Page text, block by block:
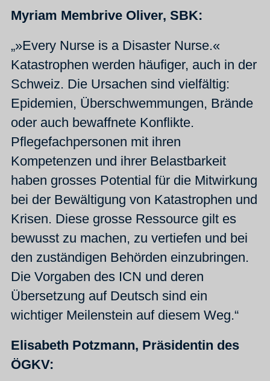
Myriam Membrive Oliver, SBK:
„»Every Nurse is a Disaster Nurse.«
Katastrophen werden häufiger, auch in der
Schweiz. Die Ursachen sind vielfältig:
Epidemien, Überschwemmungen, Brände
oder auch bewaffnete Konflikte.
Pflegefachpersonen mit ihren
Kompetenzen und ihrer Belastbarkeit
haben grosses Potential für die Mitwirkung
bei der Bewältigung von Katastrophen und
Krisen. Diese grosse Ressource gilt es
bewusst zu machen, zu vertiefen und bei
den zuständigen Behörden einzubringen.
Die Vorgaben des ICN und deren
Übersetzung auf Deutsch sind ein
wichtiger Meilenstein auf diesem Weg.“
Elisabeth Potzmann, Präsidentin des
ÖGKV: